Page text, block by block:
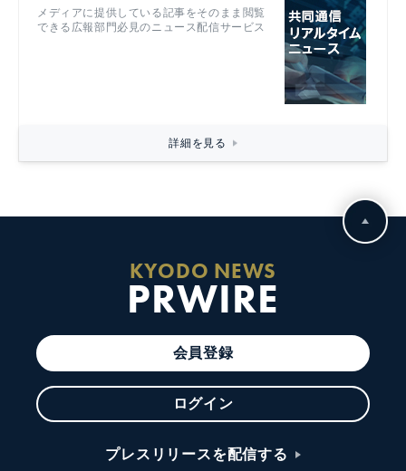
メディアに提供している記事をそのまま閲覧
できる広報部門必見のニュース配信サービス
詳細を見る
KYODO NEWS
PRWIRE
会員登録
ログイン
プレスリリースを配信する